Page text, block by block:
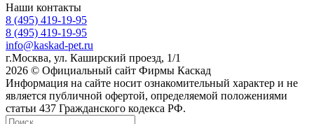
Наши контакты
8 (495) 419-19-95
8 (495) 419-19-95
info@kaskad-pet.ru
г.Москва, ул. Каширский проезд, 1/1
2026 © Официальный сайт Фирмы Каскад
Информация на сайте носит ознакомительный характер и не
является публичной офертой, определяемой положениями
статьи 437 Гражданского кодекса РФ.